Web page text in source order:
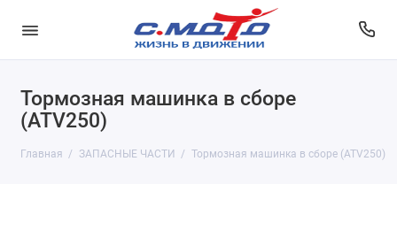
Тормозная машинка в сборе
(ATV250)
Главная ЗАПАСНЫЕ ЧАСТИ Тормозная машинка в сборе (ATV250)